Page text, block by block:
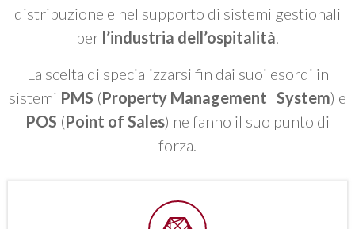
distribuzione e nel supporto di sistemi gestionali
per l’industria dell’ospitalità
La scelta di specializzarsi fin dai suoi esordi in
sistemi PMS (Property Management System) e
POS (Point of Sales) ne fanno il suo punto di
forza.